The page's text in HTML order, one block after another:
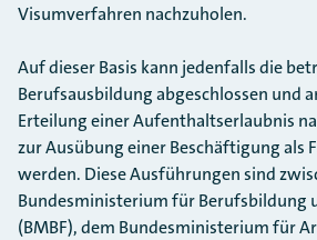
Visumverfahren nachzuholen.
Auf dieser Basis kann jedenfalls die
Berufsausbildung abgeschlossen und
Erteilung einer Aufenthaltserlaubnis
zur Ausübung einer Beschäftigung als
werden. Diese Ausführungen sind
Bundesministerium für Berufsbildung
(BMBF), dem Bundesministerium für